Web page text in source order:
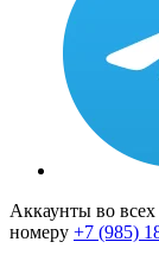
Аккаунты во
номеру +7 (985)